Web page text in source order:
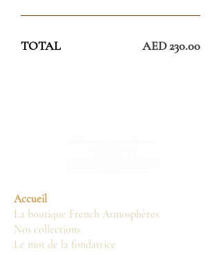
TOTAL AED 230.00
Accueil
La boutique French Atmosphères
Nos collections
Le mot de la fondatrice